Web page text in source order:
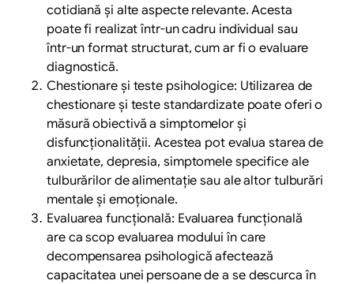
cotidiană și alte aspecte relevante. Acesta
poate fi realizat într-un cadru individual sau
într-un format structurat, cum ar fi o evaluare
diagnostică.
Chestionare și teste psihologice: Utilizarea de
chestionare și teste standardizate poate oferi o
măsură obiectivă a simptomelor și
disfuncționalității. Acestea pot evalua starea de
anxietate, depresia, simptomele specifice ale
tulburărilor de alimentație sau ale altor tulburări
mentale și emoționale.
Evaluarea funcțională: Evaluarea funcțională
are ca scop evaluarea modului în care
decompensarea psihologică afectează
capacitatea unei persoane de a se descurca în